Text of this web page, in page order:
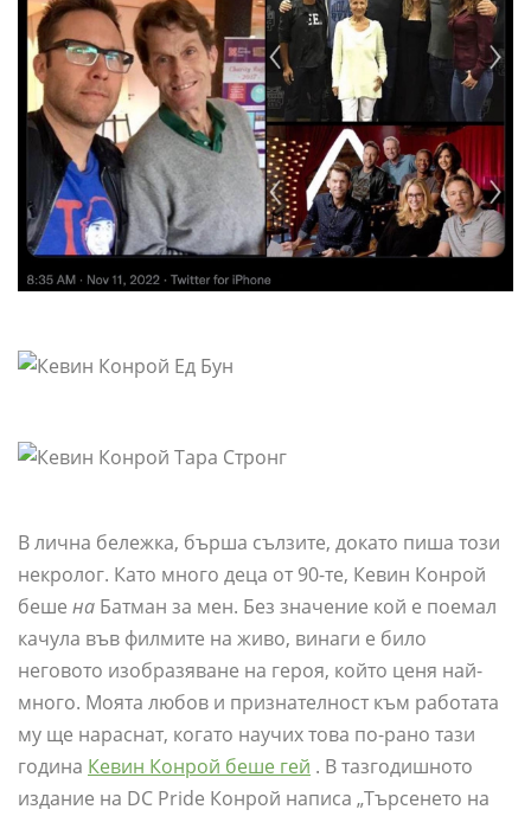
В лична бележка, бърша сълзите, докато пиша този
некролог. Като много деца от 90-те, Кевин Конрой
беше на Батман за мен. Без значение кой е поемал
качула във филмите на живо, винаги е било
неговото изобразяване на героя, който ценя най-
много. Моята любов и признателност към работата
му ще нараснат, когато научих това по-рано тази
година Кевин Конрой беше гей . В тазгодишното
издание на DC Pride Конрой написа „Търсенето на